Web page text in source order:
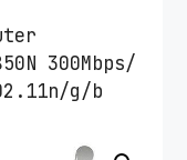
300Mbps/
g/b